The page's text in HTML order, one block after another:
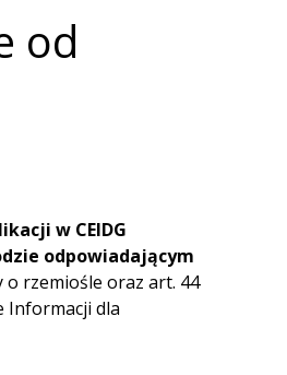
od
w CEIDG
odpowiadającym
o rzemiośle oraz art. 44
Informacji dla